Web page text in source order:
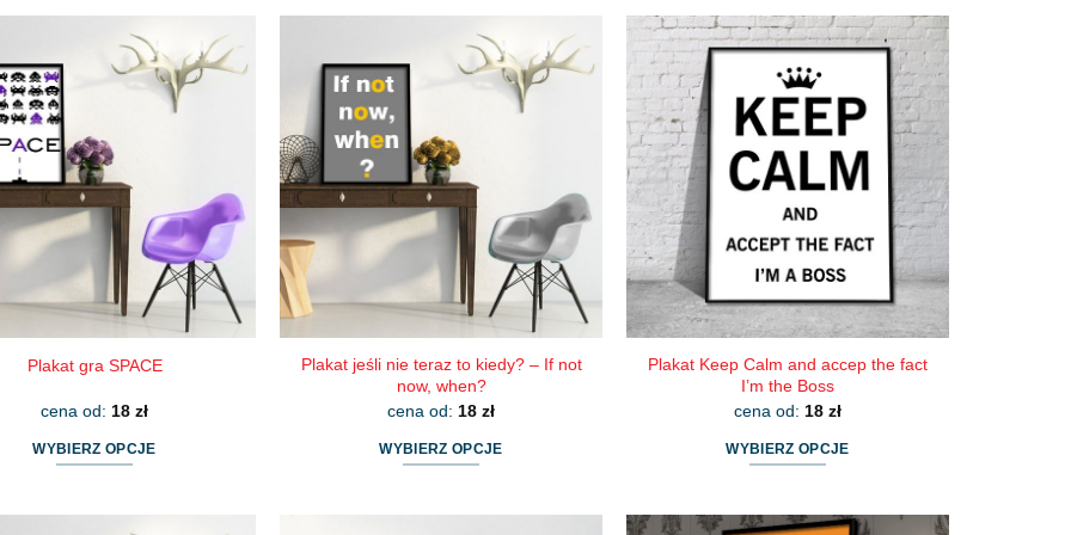
wiele
wariantów.
można
wybrać
stronie
produktu
wiele
wariantów.
można
wybrać
stronie
produktu
ma
wariantów.
Opcje
wybrać
stronie
produktu
Plakat gra SPACE
cena od: 18 zł
WYBIERZ OPCJE
Plakat jeśli nie teraz to kiedy? – If not
now, when?
cena od: 18 zł
WYBIERZ OPCJE
Plakat Keep Calm and accep the fact
I’m the Boss
cena od: 18 zł
WYBIERZ OPCJE